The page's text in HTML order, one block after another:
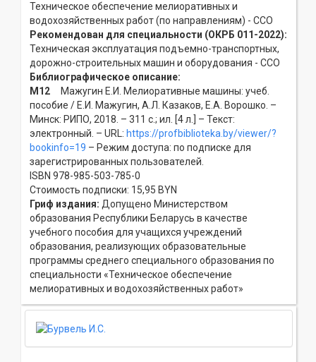
Техническое обеспечение мелиоративных и
водохозяйственных работ (по направлениям) - ССO
Рекомендован для специальности (ОКРБ 011-2022):
Техническая эксплуатация подъемно-транспортных,
дорожно-строительных машин и оборудования - ССO
Библиографическое описание:
М12 Мажугин Е.И. Мелиоративные машины: учеб.
пособие / Е.И. Мажугин, А.Л. Казаков, Е.А. Ворошко. –
Минск: РИПО, 2018. – 311 с.; ил. [4 л.] – Текст:
электронный. – URL: https://profbiblioteka.by/viewer/?
bookinfo=19 – Режим доступа: по подписке для
зарегистрированных пользователей.
ISBN 978-985-503-785-0
Стоимость подписки: 15,95 BYN
Гриф издания: Допущено Министерством
образования Республики Беларусь в качестве
учебного пособия для учащихся учреждений
образования, реализующих образовательные
программы среднего специального образования по
специальности «Техническое обеспечение
мелиоративных и водохозяйственных работ»